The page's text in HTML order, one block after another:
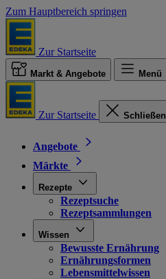
Zum Hauptbereich springen
Zur Startseite
Markt & Angebote Menü
Zur Startseite Schließen
Angebote
Märkte
Rezepte
Rezeptsuche
Rezeptsammlungen
Wissen
Bewusste Ernährung
Ernährungsformen
Lebensmittelwissen